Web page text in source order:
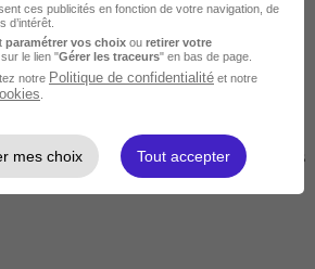
2 jours à 2 semaines
ces publicités en fonction de votre navigation, de
d’intérêt.
paramétrer vos choix ou retirer votre
le lien "Gérer les traceurs" en bas de page.
notre Politique de confidentialité et notre
mes choix Tout accepter